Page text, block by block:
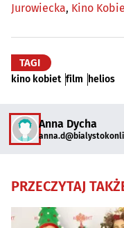
Jurowiecka, Kino
TAGI
kino kobiet film helios
Anna Dycha
PRZECZYTAJ